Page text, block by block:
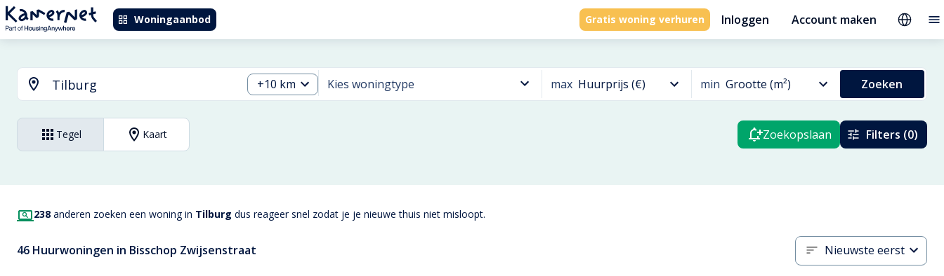
Woningaanbod Gratis woning verhuren Inloggen Account maken
+10 km Kies woningtype max Huurprijs (€) min Grootte (m²) Zoeken
Tegel Kaart Zoekopslaan Filters (0)
238 anderen zoeken een woning in Tilburg dus reageer snel zodat je je nieuwe thuis niet misloopt.
46 Huurwoningen in Bisschop Zwijsenstraat Nieuwste eerst